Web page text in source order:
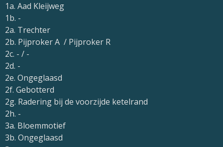
1a. Aad Kleijweg
1b. -
2a. Trechter
2b. Pijproker A / Pijproker R
2c. - / -
2d. -
2e. Ongeglaasd
2f. Gebotterd
2g. Radering bij de voorzijde ketelrand
2h. -
3a. Bloemmotief
3b. Ongeglaasd